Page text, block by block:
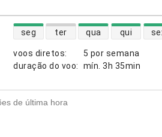
voos diretos:
5 por semana
duração do voo: mín. 3h 35min
disponibilidade de voos diretos
seg ter qua qui
de última hora